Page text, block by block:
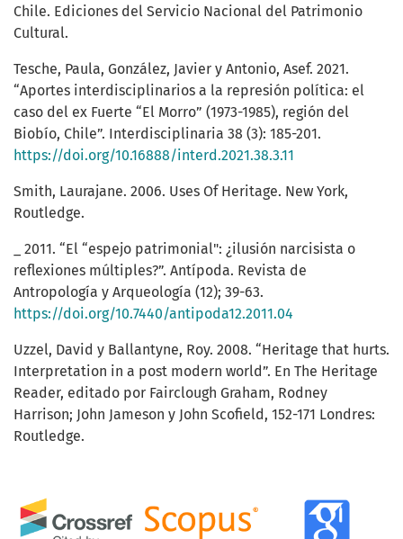
Chile. Ediciones del Servicio Nacional del Patrimonio
Cultural.
Tesche, Paula, González, Javier y Antonio, Asef. 2021.
“Aportes interdisciplinarios a la represión política: el
caso del ex Fuerte “El Morro” (1973-1985), región del
Biobío, Chile”. Interdisciplinaria 38 (3): 185-201.
https://doi.org/10.16888/interd.2021.38.3.11
Smith, Laurajane. 2006. Uses Of Heritage. New York,
Routledge.
_ 2011. “El “espejo patrimonial": ¿ilusión narcisista o
reflexiones múltiples?”. Antípoda. Revista de
Antropología y Arqueología (12); 39-63.
https://doi.org/10.7440/antipoda12.2011.04
Uzzel, David y Ballantyne, Roy. 2008. “Heritage that hurts.
Interpretation in a post modern world”. En The Heritage
Reader, editado por Fairclough Graham, Rodney
Harrison; John Jameson y John Scofield, 152-171 Londres:
Routledge.